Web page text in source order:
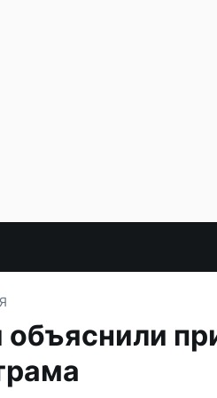
объяснили